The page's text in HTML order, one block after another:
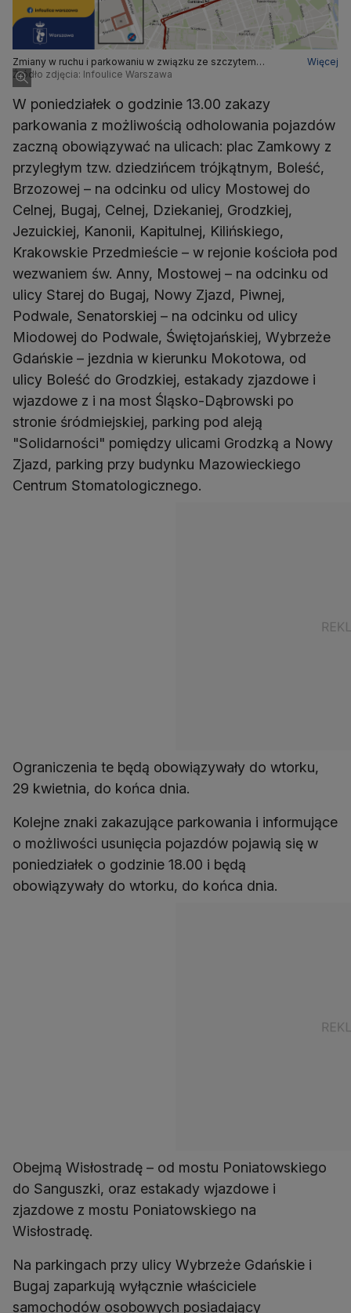
Zmiany w ruchu i parkowaniu w związku ze szczytem
Inicjatywy Trójmorza
Więcej
Źródło zdjęcia: Infoulice Warszawa
W poniedziałek o godzinie 13.00 zakazy
parkowania z możliwością odholowania pojazdów
zaczną obowiązywać na ulicach: plac Zamkowy z
przyległym tzw. dziedzińcem trójkątnym, Boleść,
Brzozowej – na odcinku od ulicy Mostowej do
Celnej, Bugaj, Celnej, Dziekaniej, Grodzkiej,
Jezuickiej, Kanonii, Kapitulnej, Kilińskiego,
Krakowskie Przedmieście – w rejonie kościoła pod
wezwaniem św. Anny, Mostowej – na odcinku od
ulicy Starej do Bugaj, Nowy Zjazd, Piwnej,
Podwale, Senatorskiej – na odcinku od ulicy
Miodowej do Podwale, Świętojańskiej, Wybrzeże
Gdańskie – jezdnia w kierunku Mokotowa, od
ulicy Boleść do Grodzkiej, estakady zjazdowe i
wjazdowe z i na most Śląsko-Dąbrowski po
stronie śródmiejskiej, parking pod aleją
"Solidarności" pomiędzy ulicami Grodzką a Nowy
Zjazd, parking przy budynku Mazowieckiego
Centrum Stomatologicznego.
Ograniczenia te będą obowiązywały do wtorku,
29 kwietnia, do końca dnia.
Kolejne znaki zakazujące parkowania i informujące
o możliwości usunięcia pojazdów pojawią się w
poniedziałek o godzinie 18.00 i będą
obowiązywały do wtorku, do końca dnia.
Obejmą Wisłostradę – od mostu Poniatowskiego
do Sanguszki, oraz estakady wjazdowe i
zjazdowe z mostu Poniatowskiego na
Wisłostradę.
Na parkingach przy ulicy Wybrzeże Gdańskie i
Bugaj zaparkują wyłącznie właściciele
samochodów osobowych posiadający